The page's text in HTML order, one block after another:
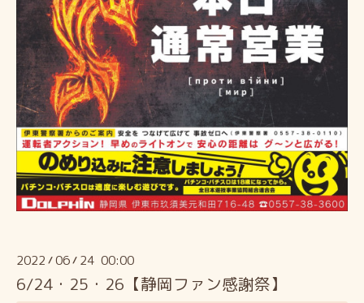
2022 /06/ 24 00:00
6/24・25・26【静岡ファン感謝祭】